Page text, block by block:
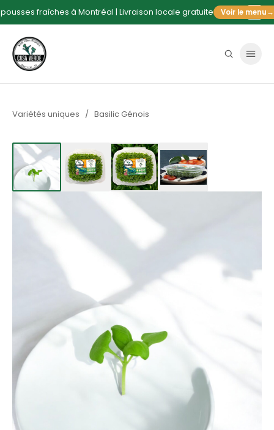
fraîches à Montréal | Livraison locale gratuite Voir le menu→
Variétés uniques / Basilic Génois
Afficher l'image1Afficher l'image2Afficher l'image3Afficher l'image4